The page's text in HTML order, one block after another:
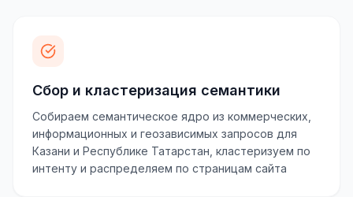
Сбор и кластеризация семантики
Собираем семантическое ядро из коммерческих,
информационных и геозависимых запросов для
Казани и Республике Татарстан, кластеризуем по
интенту и распределяем по страницам сайта